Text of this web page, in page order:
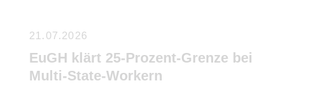
21.07.2026
EuGH klärt 25-Prozent-Grenze bei
Multi-State-Workern